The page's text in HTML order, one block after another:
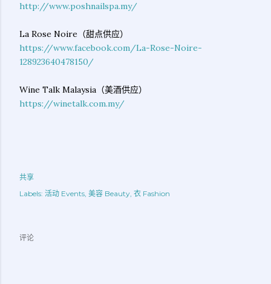
http://www.poshnailspa.my/
La Rose Noire（甜点供应）
https://www.facebook.com/La-Rose-Noire-
128923640478150/
Wine Talk Malaysia（美酒供应）
https://winetalk.com.my/
共享
Labels: 活动 Events 美容 Beauty 衣 Fashion
评论